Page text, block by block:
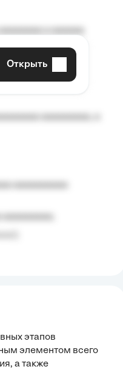
a aaaaaa.
Открыть
этапов
элементом всего
а также